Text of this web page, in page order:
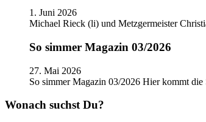
1. Juni 2026
Michael Rieck (li) und Metzgermeister
So simmer Magazin 03/2026
27. Mai 2026
So simmer Magazin 03/2026 Hier kommt
Wonach suchst Du?